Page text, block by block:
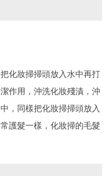
化妝掃掃頭放入水中再打
作用，沖洗化妝殘漬，沖
，同樣把化妝掃掃頭放入
護髮一樣，化妝掃的毛髮